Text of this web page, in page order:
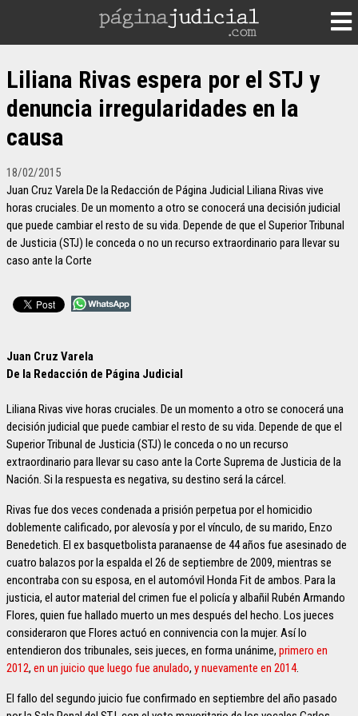
Liliana Rivas espera por el STJ y
denuncia irregularidades en la
causa
18/02/2015
Juan Cruz Varela De la Redacción de Página Judicial Liliana Rivas vive
horas cruciales. De un momento a otro se conocerá una decisión judicial
que puede cambiar el resto de su vida. Depende de que el Superior Tribunal
de Justicia (STJ) le conceda o no un recurso extraordinario para llevar su
caso ante la Corte
Juan Cruz Varela
De la Redacción de Página Judicial
Liliana Rivas vive horas cruciales. De un momento a otro se conocerá una
decisión judicial que puede cambiar el resto de su vida. Depende de que el
Superior Tribunal de Justicia (STJ) le conceda o no un recurso
extraordinario para llevar su caso ante la Corte Suprema de Justicia de la
Nación. Si la respuesta es negativa, su destino será la cárcel.
Rivas fue dos veces condenada a prisión perpetua por el homicidio
doblemente calificado, por alevosía y por el vínculo, de su marido, Enzo
Benedetich. El ex basquetbolista paranaense de 44 años fue asesinado de
cuatro balazos por la espalda el 26 de septiembre de 2009, mientras se
encontraba con su esposa, en el automóvil Honda Fit de ambos. Para la
justicia, el autor material del crimen fue el policía y albañil Rubén Armando
Flores, quien fue hallado muerto un mes después del hecho. Los jueces
consideraron que Flores actuó en connivencia con la mujer. Así lo
entendieron dos tribunales, seis jueces, en forma unánime, primero en
2012, en un juicio que luego fue anulado, y nuevamente en 2014.
El fallo del segundo juicio fue confirmado en septiembre del año pasado